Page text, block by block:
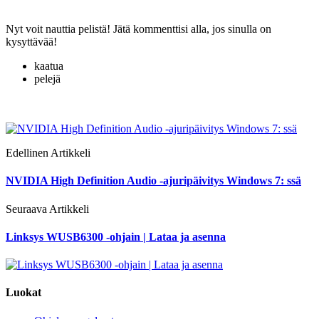
Nyt voit nauttia pelistä! Jätä kommenttisi alla, jos sinulla on
kysyttävää!
kaatua
pelejä
Edellinen Artikkeli
NVIDIA High Definition Audio -ajuripäivitys Windows 7: ssä
Seuraava Artikkeli
Linksys WUSB6300 -ohjain | Lataa ja asenna
Luokat